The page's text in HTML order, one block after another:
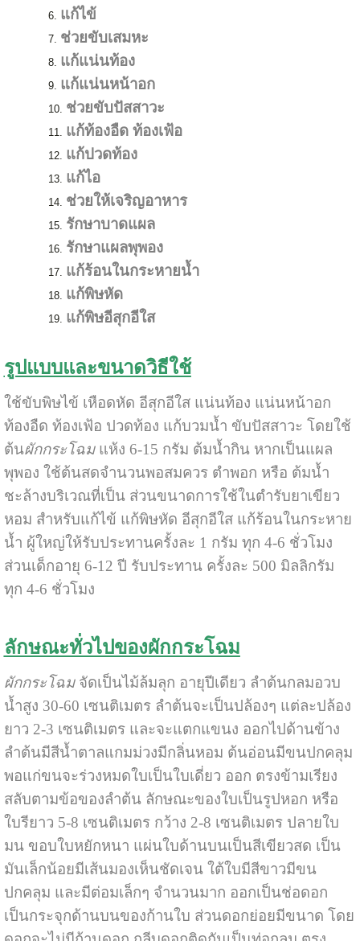
แก้ไข้
ช่วยขับเสมหะ
แก้แน่นท้อง
แก้แน่นหน้าอก
ช่วยขับปัสสาวะ
แก้ท้องอืด ท้องเฟ้อ
แก้ปวดท้อง
แก้ไอ
ช่วยให้เจริญอาหาร
รักษาบาดแผล
รักษาแผลพุพอง
แก้ร้อนในกระหายน้ำ
แก้พิษหัด
แก้พิษอีสุกอีใส
รูปแบบและขนาดวิธีใช้
ใช้ขับพิษไข้ เหือดหัด อีสุกอีใส แน่นท้อง แน่นหน้าอก
ท้องอืด ท้องเฟ้อ ปวดท้อง แก้บวมน้ำ ขับปัสสาวะ โดยใช้
ต้นผักกระโฉมแห้ง 6-15 กรัม ต้มน้ำกิน หากเป็นแผล
พุพอง ใช้ต้นสดจำนวนพอสมควร ตำพอก หรือ ต้มน้ำ
ชะล้างบริเวณที่เป็น ส่วนขนาดการใช้ในตำรับยาเขียว
หอม สำหรับแก้ไข้ แก้พิษหัด อีสุกอีใส แก้ร้อนในกระหาย
น้ำ ผู้ใหญ่ให้รับประทานครั้งละ 1 กรัม ทุก 4-6 ชั่วโมง
ส่วนเด็กอายุ 6-12 ปี รับประทาน ครั้งละ 500 มิลลิกรัม
ทุก 4-6 ชั่วโมง
ลักษณะทั่วไปของผักกระโฉม
ผักกระโฉมจัดเป็นไม้ล้มลุก อายุปีเดียว ลำต้นกลมอวบ
น้ำสูง 30-60 เซนติเมตร ลำต้นจะเป็นปล้องๆ แต่ละปล้อง
ยาว 2-3 เซนติเมตร และจะแตกแขนง ออกไปด้านข้าง
ลำต้นมีสีน้ำตาลแกมม่วงมีกลิ่นหอม ต้นอ่อนมีขนปกคลุม
พอแก่ขนจะร่วงหมดใบเป็นใบเดี่ยว ออก ตรงข้ามเรียง
สลับตามข้อของลำต้น ลักษณะของใบเป็นรูปหอก หรือ
ใบรียาว 5-8 เซนติเมตร กว้าง 2-8 เซนติเมตร ปลายใบ
มน ขอบใบหยักหนา แผ่นใบด้านบนเป็นสีเขียวสด เป็น
มันเล็กน้อยมีเส้นมองเห็นชัดเจน ใต้ใบมีสีขาวมีขน
ปกคลุม และมีต่อมเล็กๆ จำนวนมาก ออกเป็นช่อดอก
เป็นกระจุกด้านบนของก้านใบ ส่วนดอกย่อยมีขนาด โดย